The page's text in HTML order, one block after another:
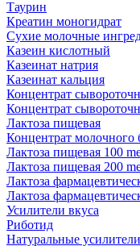
Таурин
Креатин моногидрат
Сухие молочные
Казеин кислотный
Казеинат натрия
Казеинат кальция
Концентрат
Концентрат
Лактоза пищевая
Концентрат молочного
Лактоза пищевая 100
Лактоза пищевая 200
Лактоза
Лактоза
Усилители вкуса
Риботид
Натуральные